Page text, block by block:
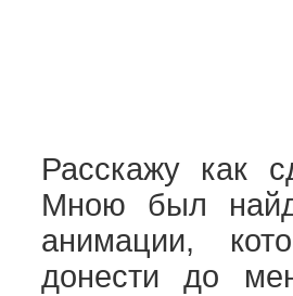
Расскажу как
Мною был
анимации,
донести до